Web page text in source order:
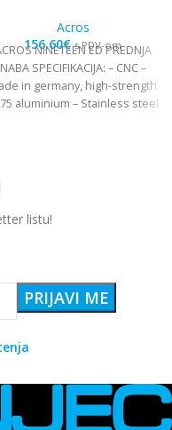
Acros
156,60€ s PDV-om
NINETEEN ED PREDNJA
NABA SPECIFIKACIJA: – CNC –
in germany, high-strength
aluminium – Stainless steel
listu!